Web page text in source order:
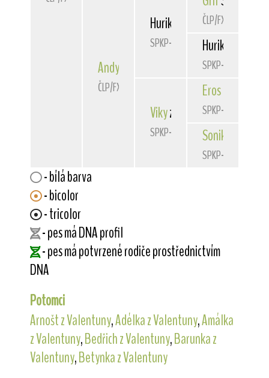
Andy
ČLP/FXD/37305
Hurikán SlovakiaHero
SPKP-3392
Vikyzo Sengetova
SPKP-3670
ČLP/FXD/31479
Hurikán
SPKP-3164
Eros
SPKP-3551
Sonika
SPKP-3369
- bílá barva
- bicolor
- tricolor
- pes má DNA profil
- pes má potvrzené rodiče prostřednictvím
DNA
Potomci
Arnošt z Valentuny,Adélka z Valentuny,Amálka
z Valentuny,Bedřich z Valentuny,Barunka z
Valentuny,Betynka z Valentuny